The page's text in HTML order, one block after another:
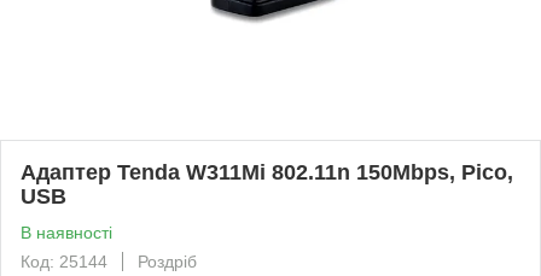
Адаптер Tenda W311Mi 802.11n 150Mbps, Pico,
USB
В наявності
Код: 25144
Роздріб